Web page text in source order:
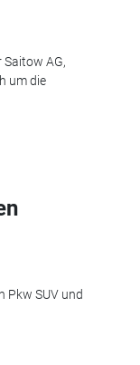
AG,
um die
Pkw SUV und